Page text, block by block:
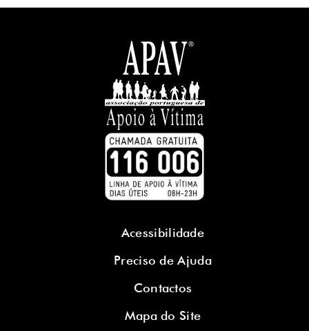
Acessibilidade
Preciso de Ajuda
Contactos
Mapa do Site